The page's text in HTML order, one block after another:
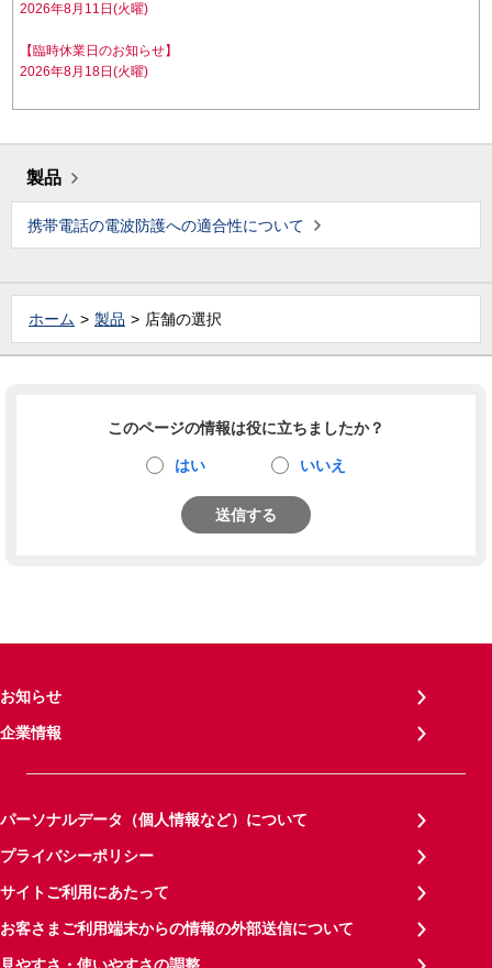
2026年8月11日(火曜)
【臨時休業日のお知らせ】
2026年8月18日(火曜)
製品
携帯電話の電波防護への適合性について
ホーム 製品 店舗の選択
このページの情報は役に立ちましたか？
はい いいえ
送信する
お知らせ
企業情報
パーソナルデータ（個人情報など）について
プライバシーポリシー
サイトご利用にあたって
お客さまご利用端末からの情報の外部送信について